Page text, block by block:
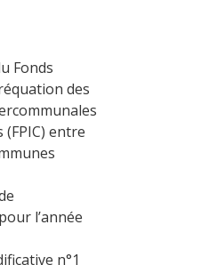
Fonds
des
entre
l’année
n°1